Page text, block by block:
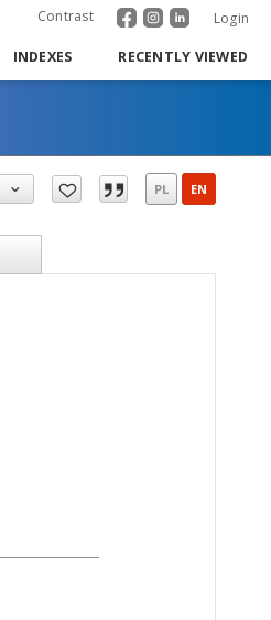
Contrast Login
INDEXES RECENTLY VIEWED
PL EN